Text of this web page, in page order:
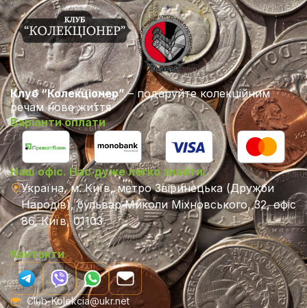
Клуб “Колекціонер”– подаруйте колекційним
речам нове життя
Варіанти оплати
Наш офіс. Нас дуже легко знайти.
Україна, м. Київ, метро Звіринецька (Дружби
Народів), бульвар Миколи Міхновського, 32, офіс
86, Київ, 01103
Контакти
Club-Kolekcia@ukr.net